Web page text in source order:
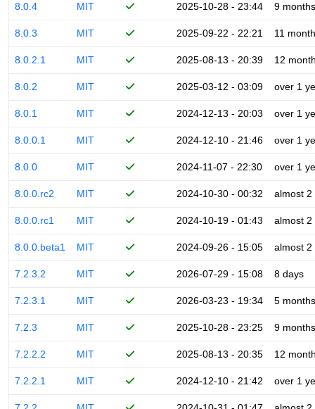
8.0.4 MIT 2025-10-28 - 23:44 9 months
8.0.3 MIT 2025-09-22 - 22:21 11
8.0.2.1 MIT 2025-08-13 - 20:39 12
8.0.2 MIT 2025-03-12 - 03:09 over 1
8.0.1 MIT 2024-12-13 - 20:03 over 1
8.0.0.1 MIT 2024-12-10 - 21:46 over 1
8.0.0 MIT 2024-11-07 - 22:30 over 1
8.0.0.rc2 MIT 2024-10-30 - 00:32 almost 2
8.0.0.rc1 MIT 2024-10-19 - 01:43 almost 2
8.0.0.beta1 MIT 2024-09-26 - 15:05 almost 2
7.2.3.2 MIT 2026-07-29 - 15:08 8 days
7.2.3.1 MIT 2026-03-23 - 19:34 5 months
7.2.3 MIT 2025-10-28 - 23:25 9 months
7.2.2.2 MIT 2025-08-13 - 20:35 12
7.2.2.1 MIT 2024-12-10 - 21:42 over 1